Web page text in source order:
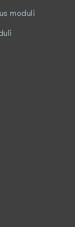
moduli